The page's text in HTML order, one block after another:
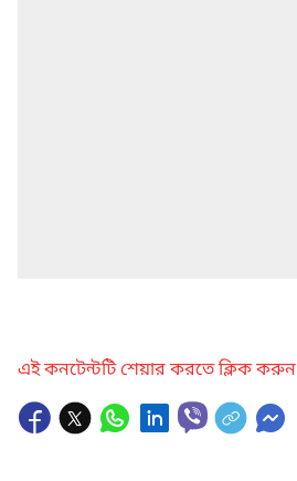
এই কনটেন্টটি শেয়ার করতে ক্লিক করুন